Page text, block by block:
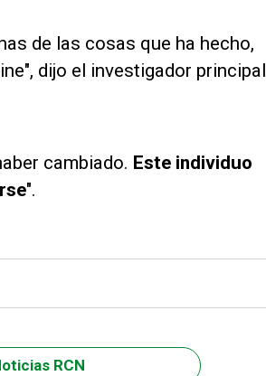
de las cosas que ha hecho,
dijo el investigador principal
cambiado. Este individuo
".
RCN